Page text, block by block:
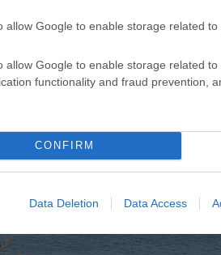
allow Google to enable storage related to
allow Google to enable storage related to
functionality and fraud prevention,
CONFIRM
Data Deletion Data Access
tért vissza sérült